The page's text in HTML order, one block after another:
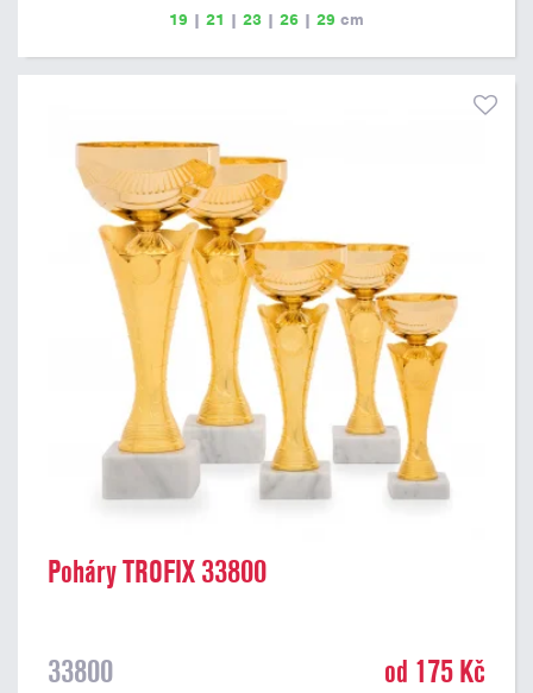
19 | 21 | 23 | 26 | 29 cm
Poháry TROFIX 33800
33800 od 175 Kč